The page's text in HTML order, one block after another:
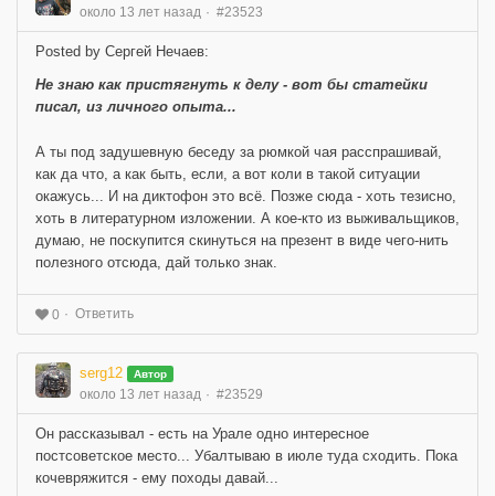
около 13 лет назад #23523
Posted by Сергей Нечаев:
Не знаю как пристягнуть к делу - вот бы статейки
писал, из личного опыта...
А ты под задушевную беседу за рюмкой чая расспрашивай,
как да что, а как быть, если, а вот коли в такой ситуации
окажусь... И на диктофон это всё. Позже сюда - хоть тезисно,
хоть в литературном изложении. А кое-кто из выживальщиков,
думаю, не поскупится скинуться на презент в виде чего-нить
полезного отсюда, дай только знак.
0 Ответить
serg12 Автор
около 13 лет назад #23529
Он рассказывал - есть на Урале одно интересное
постсоветское место... Убалтываю в июле туда сходить. Пока
кочевряжится - ему походы давай...